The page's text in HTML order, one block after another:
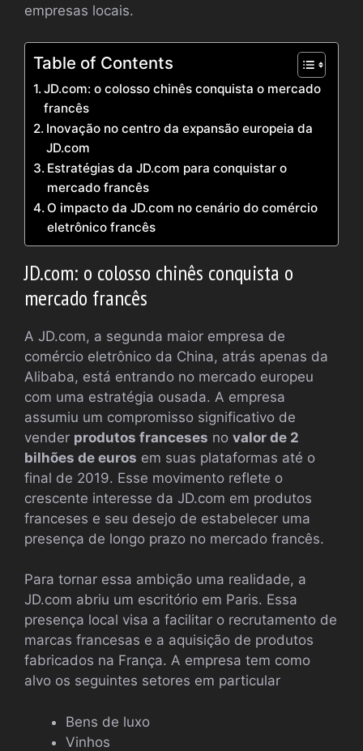
empresas locais.
Table of Contents
JD.com: o colosso chinês conquista o mercado
francês
Inovação no centro da expansão europeia da
JD.com
Estratégias da JD.com para conquistar o
mercado francês
O impacto da JD.com no cenário do comércio
eletrônico francês
JD.com: o colosso chinês conquista o
mercado francês
A JD.com, a segunda maior empresa de
comércio eletrônico da China, atrás apenas da
Alibaba, está entrando no mercado europeu
com uma estratégia ousada. A empresa
assumiu um compromisso significativo de
vender produtos franceses no valor de 2
bilhões de euros em suas plataformas até o
final de 2019. Esse movimento reflete o
crescente interesse da JD.com em produtos
franceses e seu desejo de estabelecer uma
presença de longo prazo no mercado francês.
Para tornar essa ambição uma realidade, a
JD.com abriu um escritório em Paris. Essa
presença local visa a facilitar o recrutamento de
marcas francesas e a aquisição de produtos
fabricados na França. A empresa tem como
alvo os seguintes setores em particular
Bens de luxo
Vinhos